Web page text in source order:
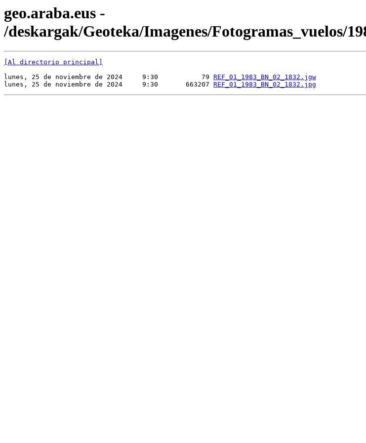
geo.araba.eus -
/deskargak/Geoteka/Imagenes/Fotogramas_vuelos/
[Al directorio principal]
lunes, 25 de noviembre de 2024     9:30           79 REF_01_1983_BN_02_1832.jgw
lunes, 25 de noviembre de 2024     9:30       663207 REF_01_1983_BN_02_1832.jpg